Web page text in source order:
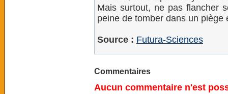
Mais surtout, ne pas flancher
peine de tomber dans un piège
Source : Futura-Sciences
Commentaires
Aucun commentaire n'est